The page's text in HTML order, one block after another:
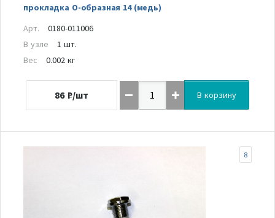
прокладка О-образная 14 (медь)
Арт.
0180-011006
В узле
1 шт.
Вес
0.002 кг
86 ₽/шт В корзину
8